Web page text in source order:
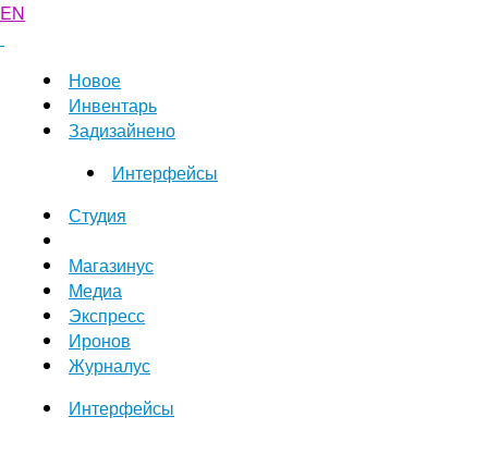
EN
Новое
Инвентарь
Задизайнено
Интерфейсы
Студия
Магазинус
Медиа
Экспресс
Иронов
Журналус
Интерфейсы